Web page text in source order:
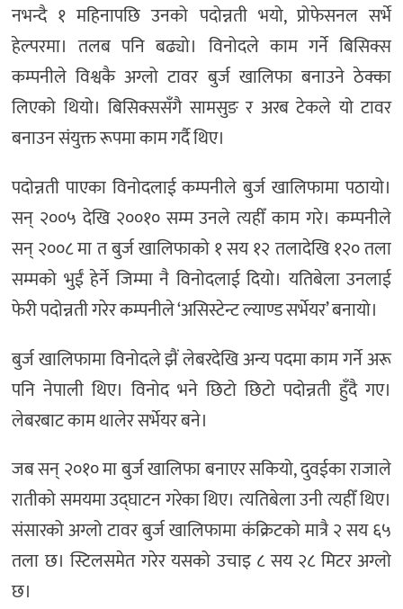
नभन्दै १ महिनापछि उनको पदोन्नती भयो, प्रोफेसनल सर्भे
हेल्परमा। तलब पनि बढ्यो। विनोदले काम गर्ने बिसिक्स
कम्पनीले विश्वकै अग्लो टावर बुर्ज खालिफा बनाउने ठेक्का
लिएको थियो। बिसिक्ससँगै सामसुङ र अरब टेकले यो टावर
बनाउन संयुक्त रूपमा काम गर्दै थिए।
पदोन्नती पाएका विनोदलाई कम्पनीले बुर्ज खालिफामा पठायो।
सन् २००५ देखि २००१० सम्म उनले त्यहीँ काम गरे। कम्पनीले
सन् २००८ मा त बुर्ज खालिफाको १ सय १२ तलादेखि १२० तला
सम्मको भुईं हेर्ने जिम्मा नै विनोदलाई दियो। यतिबेला उनलाई
फेरी पदोन्नती गरेर कम्पनीले ‘असिस्टेन्ट ल्याण्ड सर्भेयर’ बनायो।
बुर्ज खालिफामा विनोदले झैं लेबरदेखि अन्य पदमा काम गर्ने अरू
पनि नेपाली थिए। विनोद भने छिटो छिटो पदोन्नती हुँदै गए।
लेबरबाट काम थालेर सर्भेयर बने।
जब सन् २०१० मा बुर्ज खालिफा बनाएर सकियो, दुवईका राजाले
रातीको समयमा उद्घाटन गरेका थिए। त्यतिबेला उनी त्यहीँ थिए।
संसारको अग्लो टावर बुर्ज खालिफामा कंक्रिटको मात्रै २ सय ६५
तला छ। स्टिलसमेत गरेर यसको उचाइ ८ सय २८ मिटर अग्लो
छ।